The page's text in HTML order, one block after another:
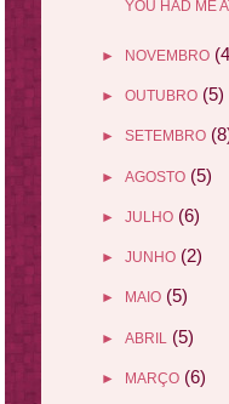
YOU HAD ME
► NOVEMBRO
► OUTUBRO (5)
► SETEMBRO
► AGOSTO (5)
► JULHO (6)
► JUNHO (2)
► MAIO (5)
► ABRIL (5)
► MARÇO (6)